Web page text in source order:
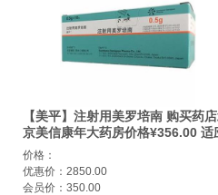
【美平】注射用美罗培南 购买药
京美信康年大药房价格¥356.00 适
症感染
价格：
优惠价：2850.00
会员价：350.00